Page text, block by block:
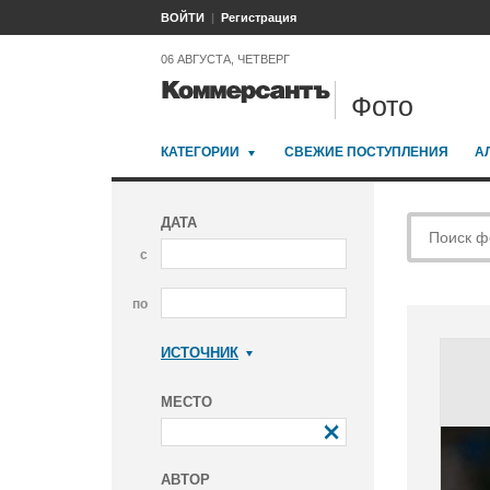
ВОЙТИ Регистрация
06 АВГУСТА, ЧЕТВЕРГ
Фото
КАТЕГОРИИ СВЕЖИЕ ПОСТУПЛЕНИЯ
ДАТА
с
по
ИСТОЧНИК
МЕСТО
АВТОР